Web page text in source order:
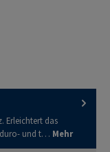
Erleichtert das
duro- und t… Mehr